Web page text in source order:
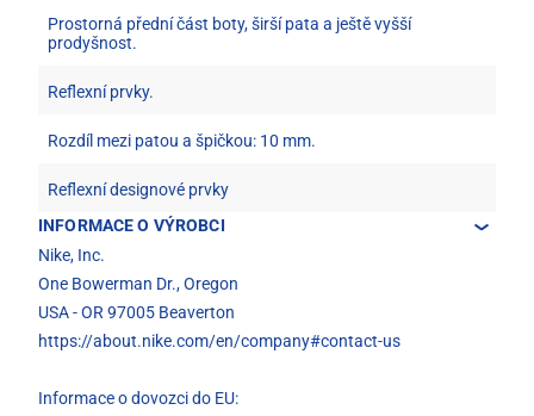
Prostorná přední část boty, širší pata a ještě vyšší
prodyšnost.
Reflexní prvky.
Rozdíl mezi patou a špičkou: 10 mm.
Reflexní designové prvky
INFORMACE O VÝROBCI
Nike, Inc.
One Bowerman Dr., Oregon
USA - OR 97005 Beaverton
https://about.nike.com/en/company#contact-us
Informace o dovozci do EU: